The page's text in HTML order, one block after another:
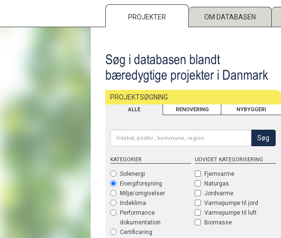
PROJEKTER OM DATABASEN
Søg i databasen blandt
bæredygtige projekter i Danmark
PROJEKTSØGNING
ALLE RENOVERING NYBYGGERI
Søg
UDVIDET KATEGORISERING
Fjernvarme
Naturgas
Jordvarme
Varmepumpe til jord
Varmepumpe til luft
Biomasse
KATEGORIER
Solenergi
Energiforsyning
Miljø/omgivelser
Indeklima
Performance
dokumentation
Certificering